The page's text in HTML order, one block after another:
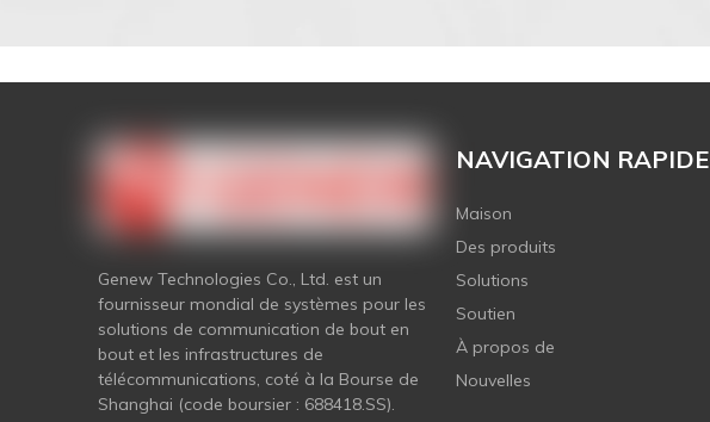
Genew Technologies Co., Ltd. est un
fournisseur mondial de systèmes pour les
solutions de communication de bout en
bout et les infrastructures de
télécommunications, coté à la Bourse de
Shanghai (code boursier : 688418.SS).
NAVIGATION RAPIDE
Maison
Des produits
Solutions
Soutien
À propos de
Nouvelles